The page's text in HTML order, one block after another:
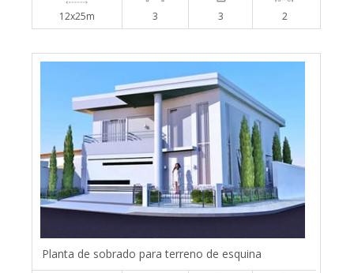
12x25m 3 3 2
Planta de sobrado para terreno de esquina